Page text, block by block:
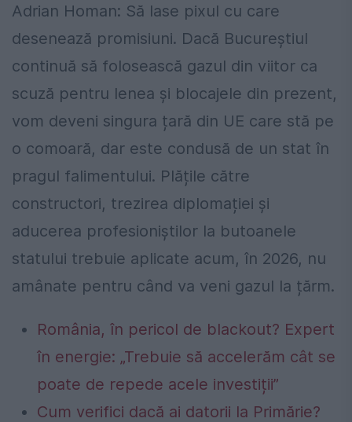
Adrian Homan: Să lase pixul cu care
desenează promisiuni. Dacă Bucureștiul
continuă să folosească gazul din viitor ca
scuză pentru lenea și blocajele din prezent,
vom deveni singura țară din UE care stă pe
o comoară, dar este condusă de un stat în
pragul falimentului. Plățile către
constructori, trezirea diplomației și
aducerea profesioniștilor la butoanele
statului trebuie aplicate acum, în 2026, nu
amânate pentru când va veni gazul la țărm.
România, în pericol de blackout? Expert
în energie: „Trebuie să accelerăm cât se
poate de repede acele investiții”
Cum verifici dacă ai datorii la Primărie?